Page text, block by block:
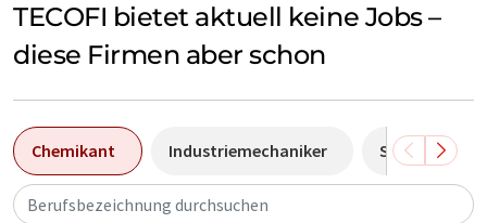
TECOFI bietet aktuell keine Jobs –
diese Firmen aber schon
Chemikant Industriemechaniker Sales
Berufsbezeichnung durchsuchen